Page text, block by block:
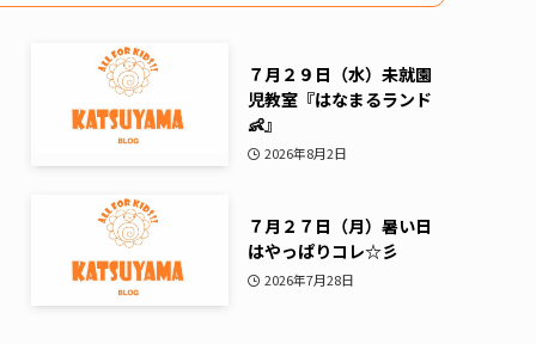
７月２９日（水）未就園
児教室『はなまるランド
👶』
2026年8月2日
７月２７日（月）暑い日
はやっぱりコレ☆彡
2026年7月28日